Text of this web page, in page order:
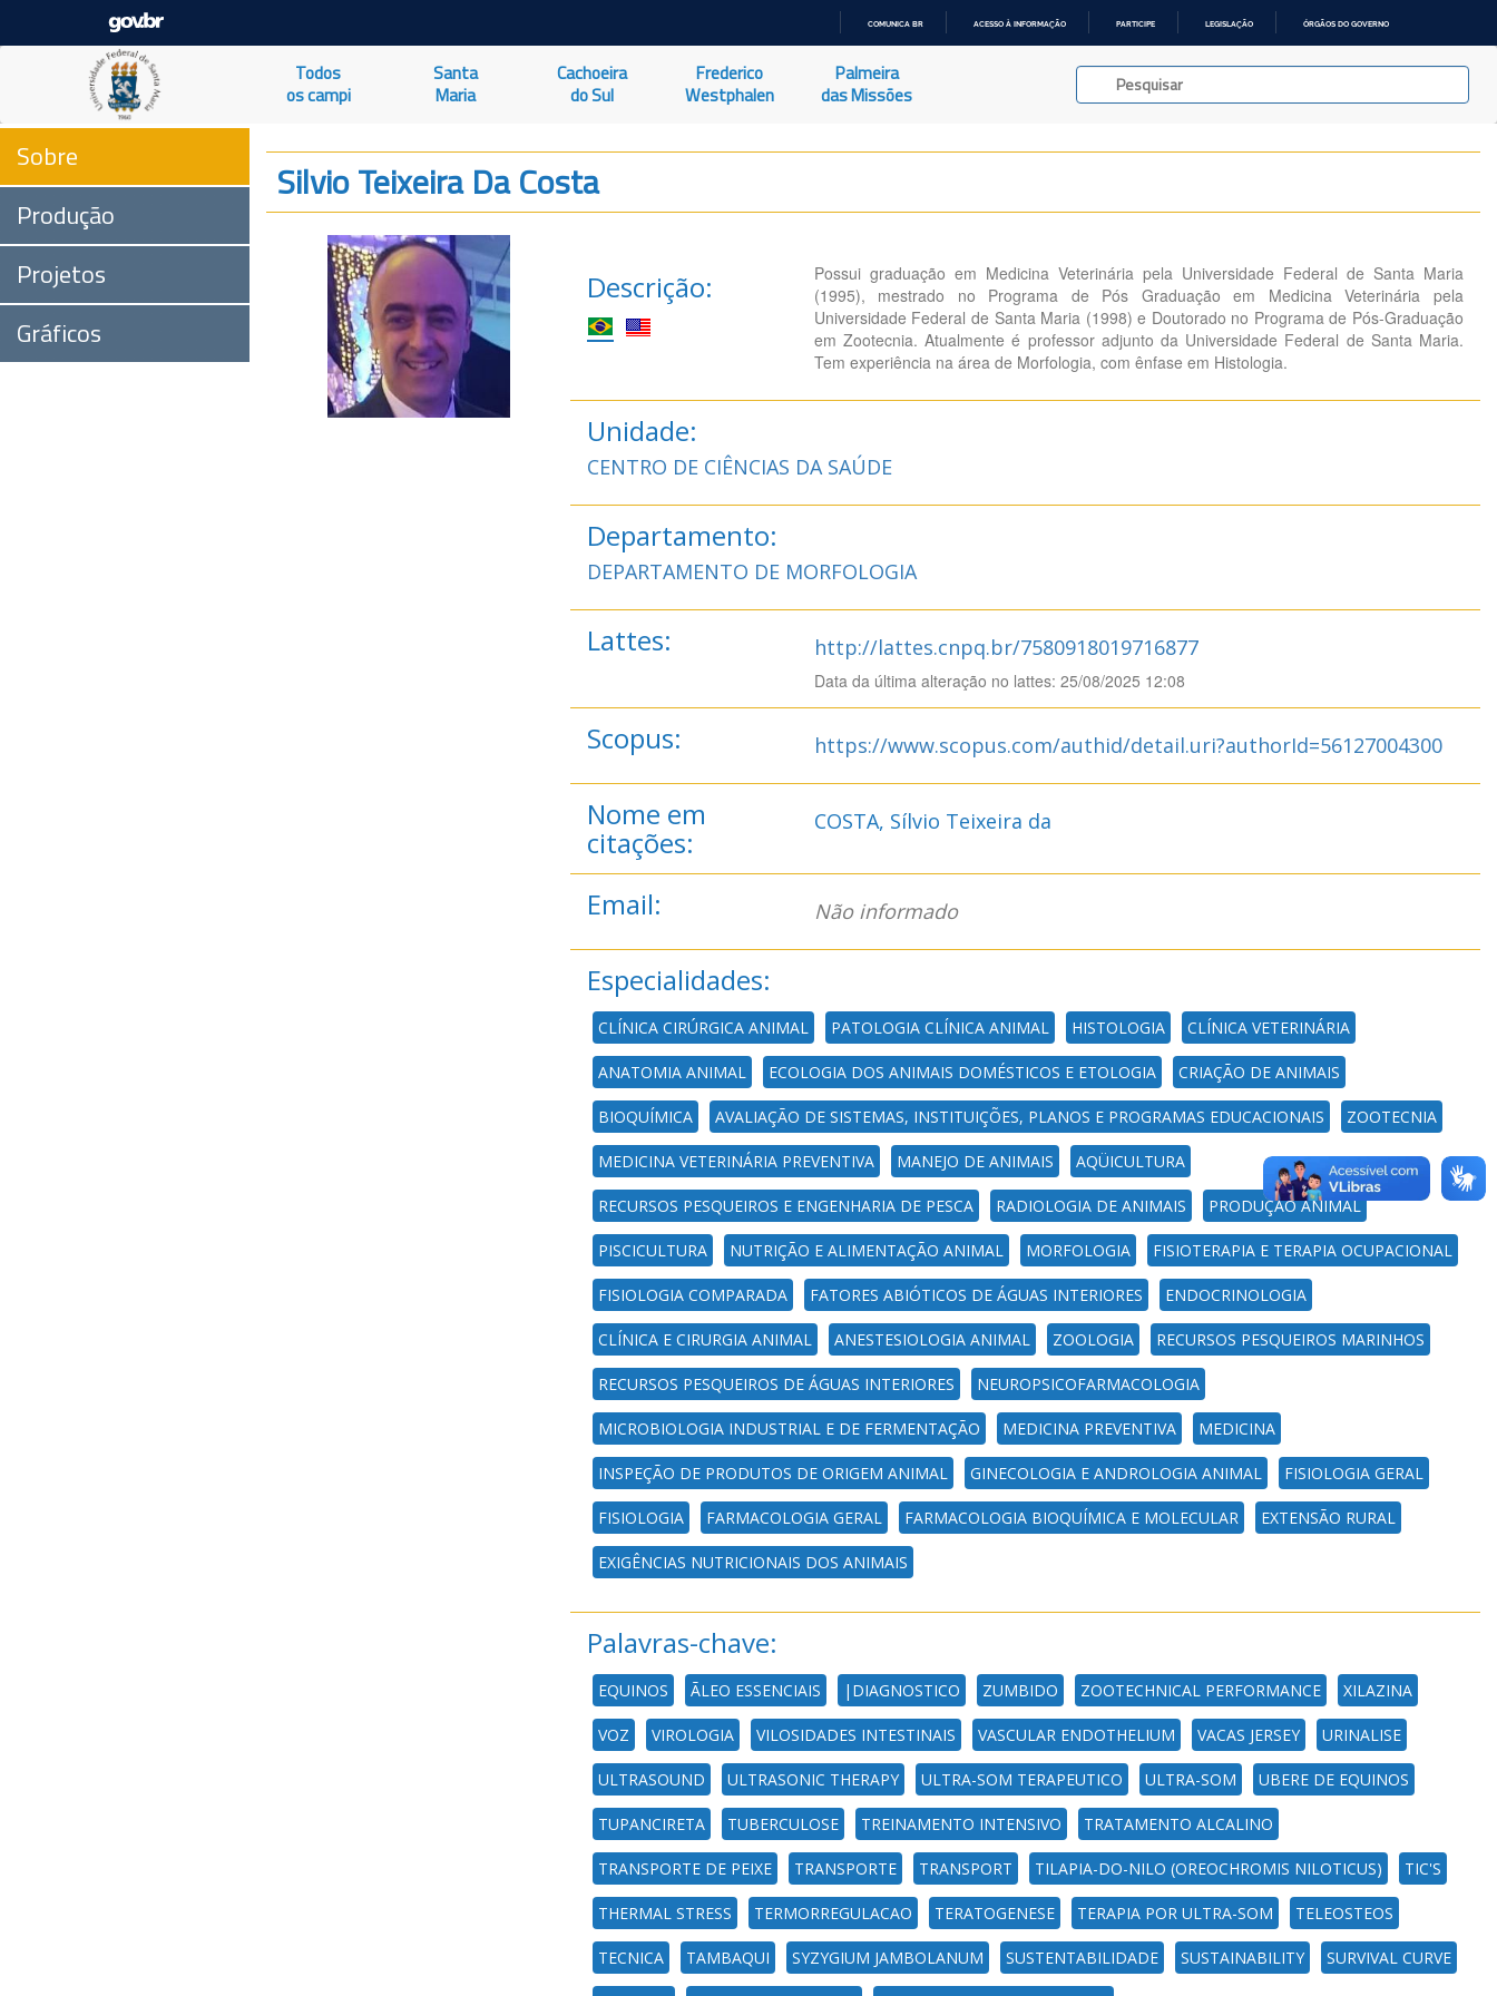
O
COMUNICA BR ACESSO À INFORMAÇÃO PARTICIPE LEGISLAÇÃO ÓRGÃOS DO GOVERNO
Todos
os campi
Santa
Maria
Cachoeira
do Sul
Frederico
Westphalen
Palmeira
das Missões
Sobre
Produção
Projetos
Gráficos
Silvio Teixeira Da Costa
Descrição:
Possui graduação em Medicina Veterinária pela Universidade Federal de Santa Maria
(1995), mestrado no Programa de Pós Graduação em Medicina Veterinária pela
Universidade Federal de Santa Maria (1998) e Doutorado no Programa de Pós-Graduação
em Zootecnia. Atualmente é professor adjunto da Universidade Federal de Santa Maria.
Tem experiência na área de Morfologia, com ênfase em Histologia.
Unidade:
CENTRO DE CIÊNCIAS DA SAÚDE
Departamento:
DEPARTAMENTO DE MORFOLOGIA
Lattes: http://lattes.cnpq.br/7580918019716877
Data da última alteração no lattes: 25/08/2025 12:08
Scopus: https://www.scopus.com/authid/detail.uri?authorId=56127004300
Nome em
citações:
COSTA, Sílvio Teixeira da
Email: Não informado
Especialidades:
CLÍNICA CIRÚRGICA ANIMAL PATOLOGIA CLÍNICA ANIMAL HISTOLOGIA CLÍNICA VETERINÁRIA
ANATOMIA ANIMAL ECOLOGIA DOS ANIMAIS DOMÉSTICOS E ETOLOGIA CRIAÇÃO DE ANIMAIS
BIOQUÍMICA AVALIAÇÃO DE SISTEMAS, INSTITUIÇÕES, PLANOS E PROGRAMAS EDUCACIONAIS ZOOTECNIA
MEDICINA VETERINÁRIA PREVENTIVA MANEJO DE ANIMAIS AQÜICULTURA
RECURSOS PESQUEIROS E ENGENHARIA DE PESCA RADIOLOGIA DE ANIMAIS PRODUÇÃO ANIMAL
PISCICULTURA NUTRIÇÃO E ALIMENTAÇÃO ANIMAL MORFOLOGIA FISIOTERAPIA E TERAPIA OCUPACIONAL
FISIOLOGIA COMPARADA FATORES ABIÓTICOS DE ÁGUAS INTERIORES ENDOCRINOLOGIA
CLÍNICA E CIRURGIA ANIMAL ANESTESIOLOGIA ANIMAL ZOOLOGIA RECURSOS PESQUEIROS MARINHOS
RECURSOS PESQUEIROS DE ÁGUAS INTERIORES NEUROPSICOFARMACOLOGIA
MICROBIOLOGIA INDUSTRIAL E DE FERMENTAÇÃO MEDICINA PREVENTIVA MEDICINA
INSPEÇÃO DE PRODUTOS DE ORIGEM ANIMAL GINECOLOGIA E ANDROLOGIA ANIMAL FISIOLOGIA GERAL
FISIOLOGIA FARMACOLOGIA GERAL FARMACOLOGIA BIOQUÍMICA E MOLECULAR EXTENSÃO RURAL
EXIGÊNCIAS NUTRICIONAIS DOS ANIMAIS
Palavras-chave:
EQUINOS ÃLEO ESSENCIAIS |DIAGNOSTICO ZUMBIDO ZOOTECHNICAL PERFORMANCE XILAZINA
VOZ VIROLOGIA VILOSIDADES INTESTINAIS VASCULAR ENDOTHELIUM VACAS JERSEY URINALISE
ULTRASOUND ULTRASONIC THERAPY ULTRA-SOM TERAPEUTICO ULTRA-SOM UBERE DE EQUINOS
TUPANCIRETA TUBERCULOSE TREINAMENTO INTENSIVO TRATAMENTO ALCALINO
TRANSPORTE DE PEIXE TRANSPORTE TRANSPORT TILAPIA-DO-NILO (OREOCHROMIS NILOTICUS) TIC'S
THERMAL STRESS TERMORREGULACAO TERATOGENESE TERAPIA POR ULTRA-SOM TELEOSTEOS
TECNICA TAMBAQUI SYZYGIUM JAMBOLANUM SUSTENTABILIDADE SUSTAINABILITY SURVIVAL CURVE